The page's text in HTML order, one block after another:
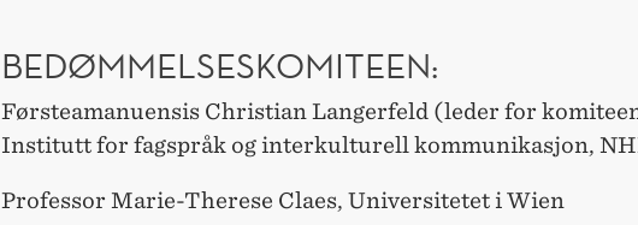
BEDØMMELSESKOMITEEN:
Førsteamanuensis Christian Langerfeld (leder for
Institutt for fagspråk og interkulturell kommunikasjon,
Professor Marie-Therese Claes, Universitetet i Wien